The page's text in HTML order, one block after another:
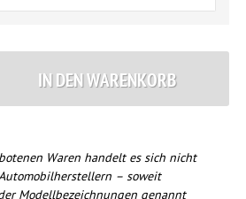
IN DEN WARENKORB
Waren handelt es sich nicht
– soweit
Modellbezeichnungen genannt